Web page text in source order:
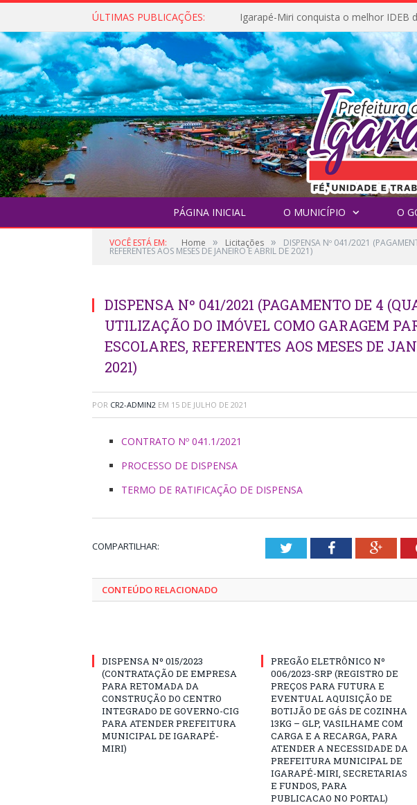
ÚLTIMAS PUBLICAÇÕES:
PÁGINA INICIAL O MUNICÍPIO O
VOCÊ ESTÁ EM: Home » Licitações » DISPENSA Nº 041/2021
REFERENTES AOS MESES DE JANEIRO E ABRIL DE 2021)
DISPENSA Nº 041/2021 (PAGAMENTO DE 4
UTILIZAÇÃO DO IMÓVEL COMO GARAGEM
ESCOLARES, REFERENTES AOS MESES DE
2021)
POR CR2-ADMIN2 EM 15 DE JULHO DE 2021
CONTRATO Nº 041.1/2021
PROCESSO DE DISPENSA
TERMO DE RATIFICAÇÃO DE DISPENSA
COMPARTILHAR: TwitterFacebook
CONTEÚDO RELACIONADO
DISPENSA Nº 015/2023
(CONTRATAÇÃO DE EMPRESA
PARA RETOMADA DA
CONSTRUÇÃO DO CENTRO
INTEGRADO DE GOVERNO-CIG
PARA ATENDER PREFEITURA
MUNICIPAL DE IGARAPÉ-
MIRI)
PREGÃO ELETRÔNICO Nº
006/2023-SRP (REGISTRO DE
PREÇOS PARA FUTURA E
EVENTUAL AQUISIÇÃO DE
BOTIJÃO DE GÁS DE COZINHA
13KG – GLP, VASILHAME COM
CARGA E A RECARGA, PARA
ATENDER A NECESSIDADE DA
PREFEITURA MUNICIPAL DE
IGARAPÉ-MIRI, SECRETARIAS
E FUNDOS, PARA
PUBLICACAO NO PORTAL)